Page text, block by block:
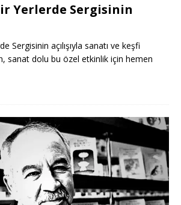
Yerlerde Sergisinin
Sergisinin açılışıyla sanatı ve keşfi
sanat dolu bu özel etkinlik için hemen